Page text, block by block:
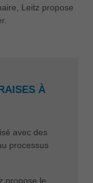
Leitz propose
À
avec des
processus
propose le